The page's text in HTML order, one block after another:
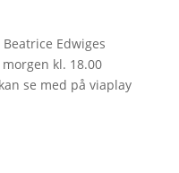
Edwiges
kl. 18.00
se med på viaplay